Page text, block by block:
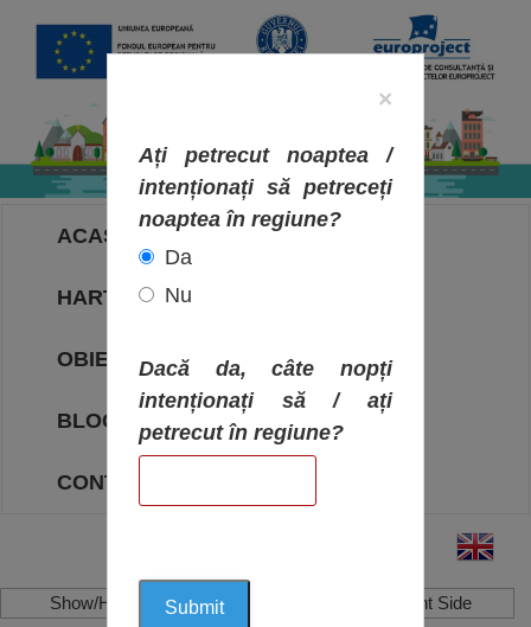
ACASA
HARTA OBIECTIVELOR
OBIECTIVE
BLOG
CONTACT
Show/Hide Left Side Show/Hide Right Side
×
Ați petrecut noaptea /
intenționați să petreceți
noaptea în regiune?
Da
Nu
Dacă da, câte nopți
intenționați să / ați
petrecut în regiune?